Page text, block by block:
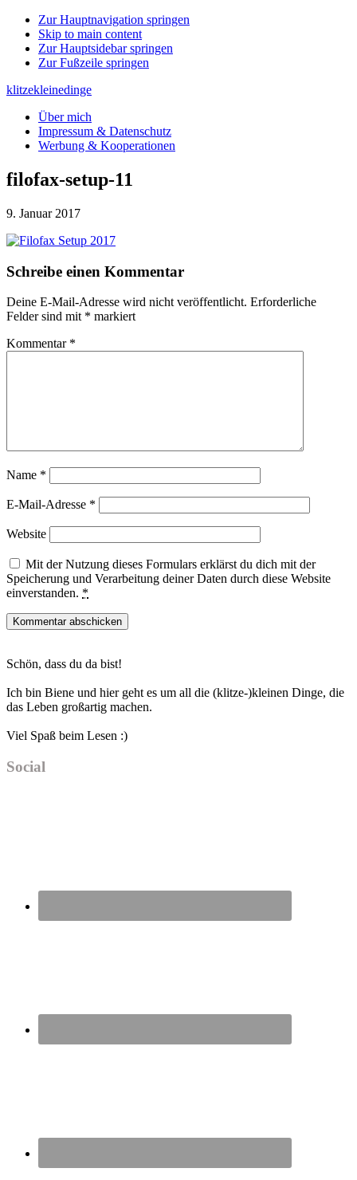
Zur Hauptnavigation springen
Skip to main content
Zur Hauptsidebar springen
Zur Fußzeile springen
klitzekleinedinge
Über mich
Impressum & Datenschutz
Werbung & Kooperationen
filofax-setup-11
9. Januar 2017
Leser-
Schreibe einen Kommentar
Deine E-Mail-Adresse wird nicht veröffentlicht. Erforderliche
Felder sind mit * markiert
Kommentar *
Name *
E-Mail-Adresse *
Website
Mit der Nutzung dieses Formulars erklärst du dich mit der
Speicherung und Verarbeitung deiner Daten durch diese Website
einverstanden. *
Sidebar
Schön, dass du da bist!
Ich bin Biene und hier geht es um all die (klitze-)kleinen Dinge, die
das Leben großartig machen.
Viel Spaß beim Lesen :)
Social